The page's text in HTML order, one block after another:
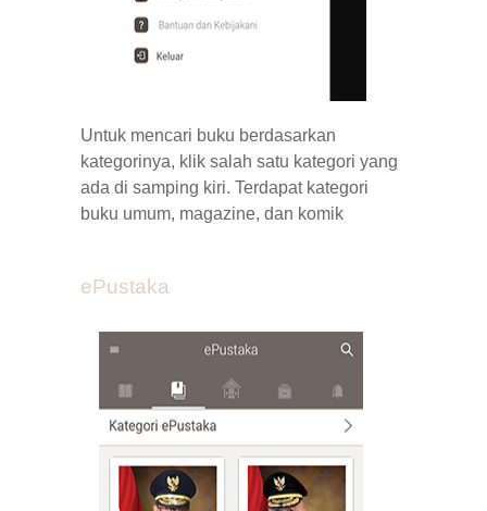
Untuk mencari buku berdasarkan
kategorinya, klik salah satu kategori yang
ada di samping kiri. Terdapat kategori
buku umum, magazine, dan komik
ePustaka